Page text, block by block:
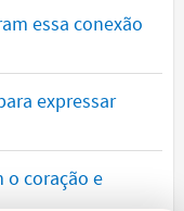
essa conexão
expressar
o coração e